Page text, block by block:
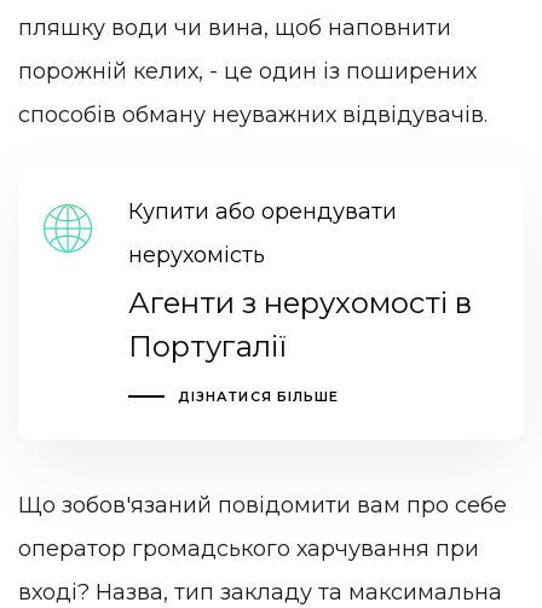
пляшку води чи вина, щоб наповнити
порожній келих, - це один із поширених
способів обману неуважних відвідувачів.
Купити або орендувати
нерухомість
Агенти з нерухомості в
Португалії
ДІЗНАТИСЯ БІЛЬШЕ
Що зобов'язаний повідомити вам про себе
оператор громадського харчування при
вході? Назва, тип закладу та максимальна